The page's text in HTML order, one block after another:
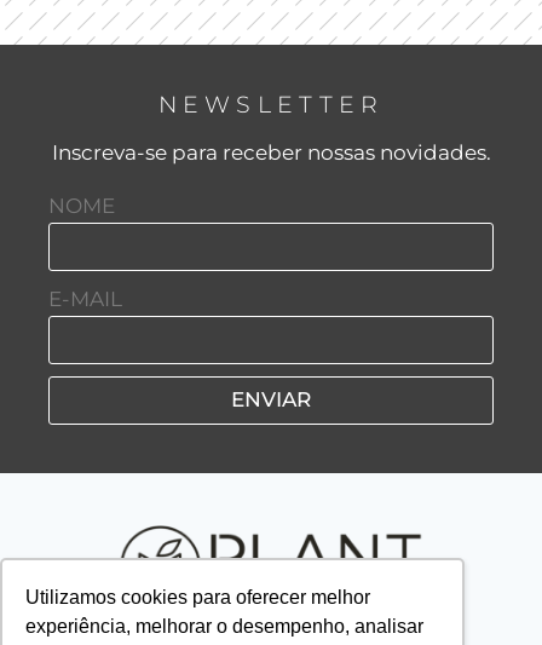
Utilizamos cookies para oferecer melhor
experiência, melhorar o desempenho, analisar
NEWSLETTER
Inscreva-se para receber nossas novidades.
NOME
E-MAIL
ENVIAR